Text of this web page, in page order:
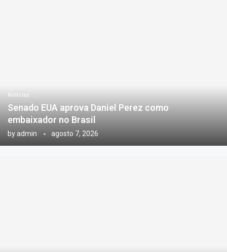
Notícias
Senado EUA aprova Daniel Perez como
embaixador no Brasil
byadmin agosto 7, 2026